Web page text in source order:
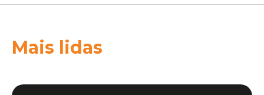
Mais lidas